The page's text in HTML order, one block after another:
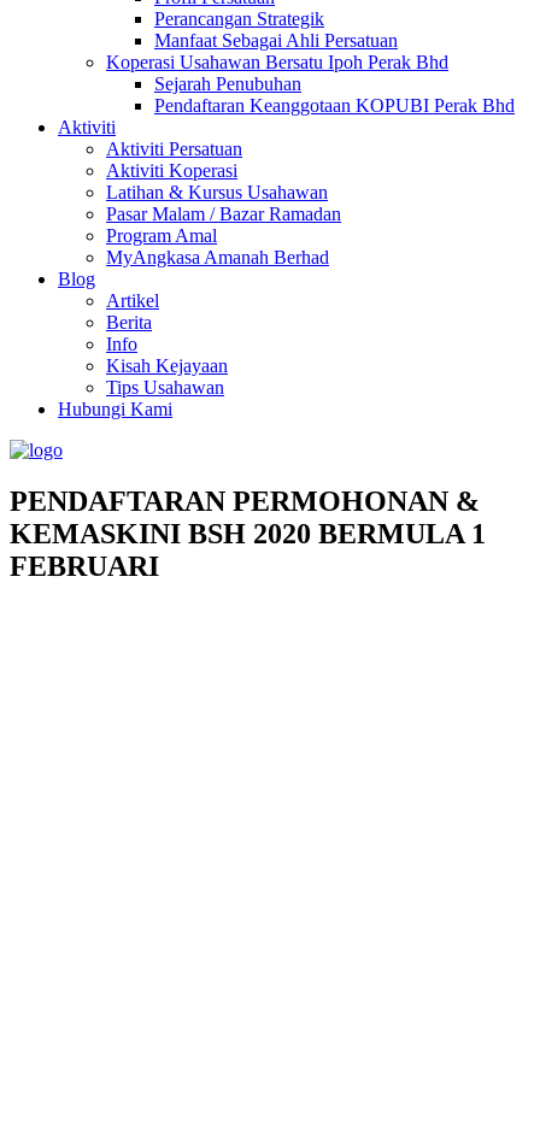
Perancangan Strategik
Manfaat Sebagai Ahli Persatuan
Koperasi Usahawan Bersatu Ipoh Perak Bhd
Sejarah Penubuhan
Pendaftaran Keanggotaan KOPUBI Perak Bhd
Aktiviti
Aktiviti Persatuan
Aktiviti Koperasi
Latihan & Kursus Usahawan
Pasar Malam / Bazar Ramadan
Program Amal
MyAngkasa Amanah Berhad
Blog
Artikel
Berita
Info
Kisah Kejayaan
Tips Usahawan
Hubungi Kami
PENDAFTARAN PERMOHONAN &
KEMASKINI BSH 2020 BERMULA 1
FEBRUARI